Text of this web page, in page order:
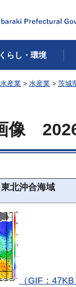
くらし・環境
産業 > 水産業 > 茨城
像
東北沖合海域
（GIF：47KB